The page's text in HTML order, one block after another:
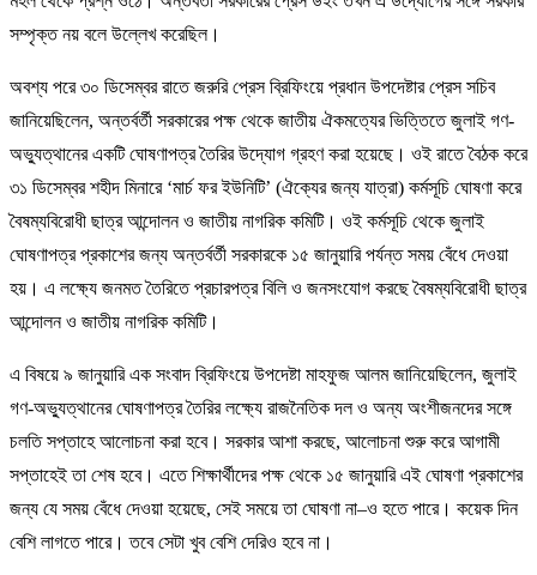
সম্পৃক্ত নয় বলে উল্লেখ করেছিল।
অবশ্য পরে ৩০ ডিসেম্বর রাতে জরুরি প্রেস ব্রিফিংয়ে প্রধান উপদেষ্টার প্রেস সচিব
জানিয়েছিলেন, অন্তর্বর্তী সরকারের পক্ষ থেকে জাতীয় ঐকমত্যের ভিত্তিতে জুলাই গণ-
অভ্যুত্থানের একটি ঘোষণাপত্র তৈরির উদ্যোগ গ্রহণ করা হয়েছে। ওই রাতে বৈঠক করে
৩১ ডিসেম্বর শহীদ মিনারে ‘মার্চ ফর ইউনিটি’ (ঐক্যের জন্য যাত্রা) কর্মসূচি ঘোষণা করে
বৈষম্যবিরোধী ছাত্র আন্দোলন ও জাতীয় নাগরিক কমিটি। ওই কর্মসূচি থেকে জুলাই
ঘোষণাপত্র প্রকাশের জন্য অন্তর্বর্তী সরকারকে ১৫ জানুয়ারি পর্যন্ত সময় বেঁধে দেওয়া
হয়। এ লক্ষ্যে জনমত তৈরিতে প্রচারপত্র বিলি ও জনসংযোগ করছে বৈষম্যবিরোধী ছাত্র
আন্দোলন ও জাতীয় নাগরিক কমিটি।
এ বিষয়ে ৯ জানুয়ারি এক সংবাদ ব্রিফিংয়ে উপদেষ্টা মাহফুজ আলম জানিয়েছিলেন, জুলাই
গণ-অভ্যুত্থানের ঘোষণাপত্র তৈরির লক্ষ্যে রাজনৈতিক দল ও অন্য অংশীজনদের সঙ্গে
চলতি সপ্তাহে আলোচনা করা হবে। সরকার আশা করছে, আলোচনা শুরু করে আগামী
সপ্তাহেই তা শেষ হবে। এতে শিক্ষার্থীদের পক্ষ থেকে ১৫ জানুয়ারি এই ঘোষণা প্রকাশের
জন্য যে সময় বেঁধে দেওয়া হয়েছে, সেই সময়ে তা ঘোষণা না–ও হতে পারে। কয়েক দিন
বেশি লাগতে পারে। তবে সেটা খুব বেশি দেরিও হবে না।